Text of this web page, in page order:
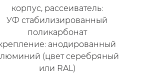
корпус, рассеиватель:
УФ стабилизированный
поликарбонат
анодированный
(цвет серебряный
или RAL)